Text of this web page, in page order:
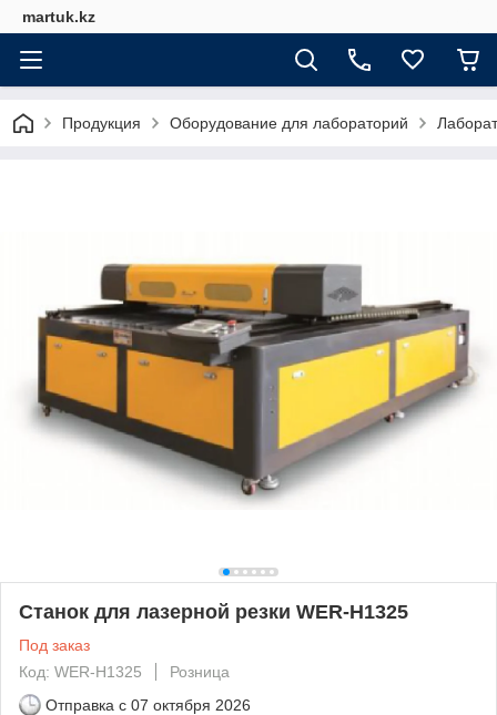
martuk.kz
Продукция Оборудование для лабораторий
Станок для лазерной резки WER-H1325
Под заказ
Код: WER-H1325
Розница
Отправка с 07 октября 2026